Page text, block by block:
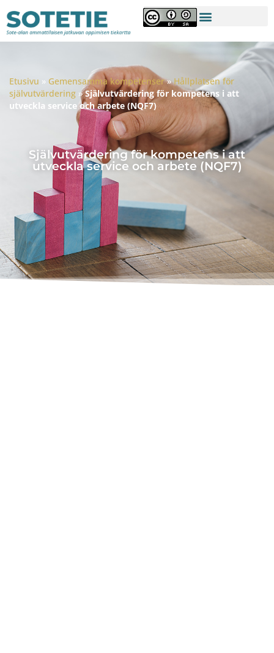
Etusivu » Gemensamma kompetenser»Hållplatsen för
självutvärdering »Självutvärdering för kompetens i att
utveckla service och arbete (NQF7)
Självutvärdering för kompetens i att
utveckla service och arbete (NQF7)